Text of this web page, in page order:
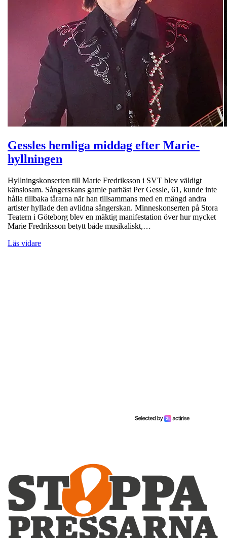
Gessles hemliga middag efter Marie-
hyllningen
Hyllningskonserten till Marie Fredriksson i SVT blev väldigt
känslosam. Sångerskans gamle parhäst Per Gessle, 61, kunde inte
hålla tillbaka tårarna när han tillsammans med en mängd andra
artister hyllade den avlidna sångerskan. Minneskonserten på Stora
Teatern i Göteborg blev en mäktig manifestation över hur mycket
Marie Fredriksson betytt både musikaliskt,…
Läs vidare